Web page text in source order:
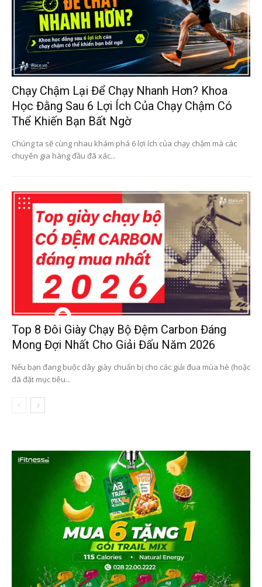
Chạy Chậm Lại Để Chạy Nhanh Hơn? Khoa
Học Đằng Sau 6 Lợi Ích Của Chạy Chậm Có
Thể Khiến Bạn Bất Ngờ
Chúng ta sẽ cùng nhau khám phá 6 lợi ích của chạy chậm mà các
chuyên gia hàng đầu đã xác...
Top 8 Đôi Giày Chạy Bộ Đệm Carbon Đáng
Mong Đợi Nhất Cho Giải Đấu Năm 2026
Nếu bạn đang buộc dây giày chuẩn bị cho các giải đua mùa hè (hoặc
đã đặt mục tiêu...